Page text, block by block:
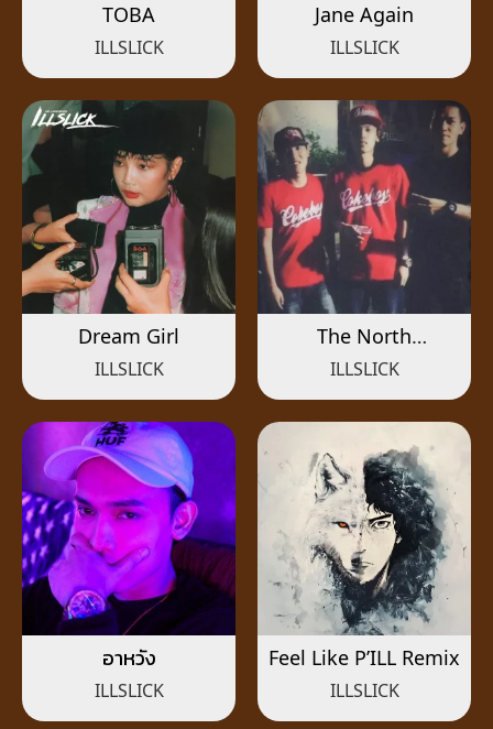
TOBA
ILLSLICK
Jane Again
ILLSLICK
Dream Girl
ILLSLICK
The North
Remembers
ILLSLICK
อาหวัง
ILLSLICK
Feel Like P’ILL Remix
ILLSLICK